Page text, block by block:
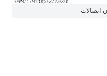
اتصالات